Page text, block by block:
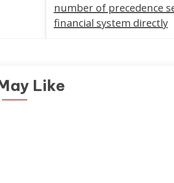
number of precedence
financial system directly
Like